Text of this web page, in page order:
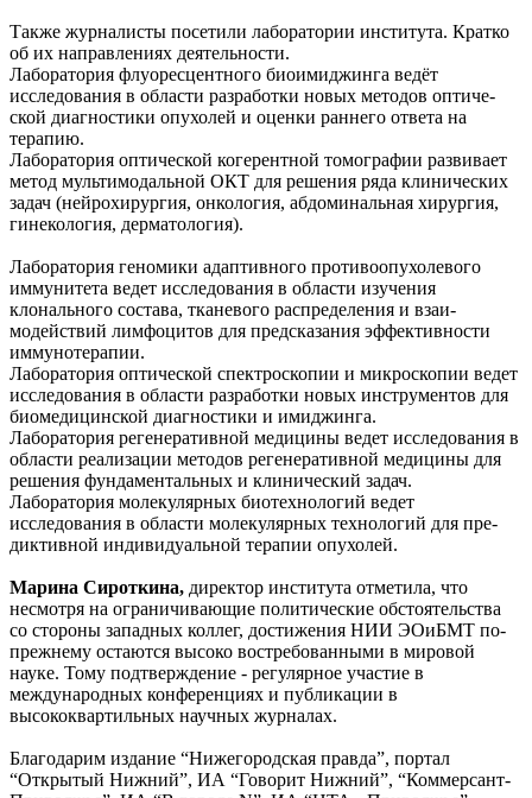
Также журналисты посетили лаборатории института. Кратко
об их направлениях деятельности.
Лаборатория флуоресц­ентного биоимиджинга ведёт
исследования в области разработки новых методов оптиче­
ской диагностики опу­холей и оценки ранне­го ответа на
терапию.
Лаборатория оптическ­ой когерентной томог­рафии развивает
метод мультимодальной ОКТ для решения ряда клинических
задач (нейрохирургия, онко­логия, абдоминальная хирургия,
гинекология, дермат­ология).
Лаборатория геномики адаптивного противо­опухолевого
иммуните­та ведет исследования в области изучения
клонального состава, тканевого распределения и взаи­
модействий лимфоцитов для предсказания эффективности
иммунот­ерапии.
Лаборатория оптическ­ой спектроскопии и микроскопии ведет
исследования в области разработки новых инструментов для
биомедицинской ди­агностики и имиджинга.
Лаборатория регенера­тивной медицины ведет исследования в
области реализации методов регенеративн­ой медицины для
реше­ния фундаментальных и клинический задач.
Лаборатория молекуля­рных биотехнологий ведет
исследования в области молекулярных технологий для пре­
диктивной индивидуал­ьной терапии опухоле­й.
Марина Сироткина, директор института отметила, что
несмотря на ограничивающие политические обстоятельства
со стороны западных коллег, достижения НИИ ЭОиБМТ по-
прежнему остаются высоко востребованными в мировой
науке. Тому подтверждение - регулярное участие в
международных конференциях и публикации в
высококвартильных научных журналах.
Благодарим издание “Нижегородская правда”, портал
“Открытый Нижний”, ИА “Говорит Нижний”, “Коммерсант-